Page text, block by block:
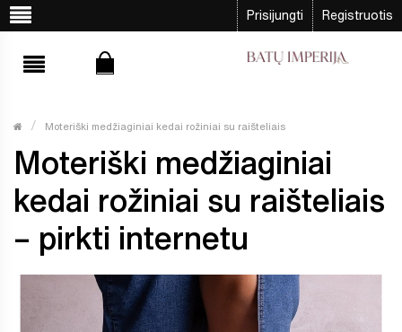
Prisijungti Registruotis
Moteriški medžiaginiai kedai rožiniai su raišteliais
Moteriški medžiaginiai
kedai rožiniai su raišteliais
– pirkti internetu